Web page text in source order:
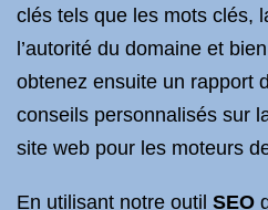
clés tels que les mots clés,
l’autorité du domaine et
obtenez ensuite un rapport
conseils personnalisés sur
site web pour les moteurs
En utilisant notre outil SEO